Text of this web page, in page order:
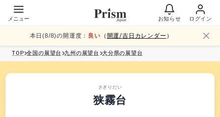
メニュー お知らせ ログイン
本日(8/8)の開運度： 良い （ 開運/吉日カレンダー ）
TOP 全国の展望台 九州 の展望台 大分県の展望台
さぎりだい
狭霧台